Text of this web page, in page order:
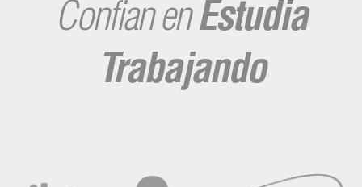
Confian enEstudia
Trabajando